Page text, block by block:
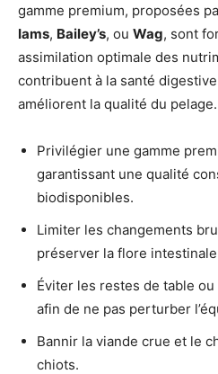
gamme premium, proposées
Iams, Bailey’s, ou Wag, sont
assimilation optimale des
contribuent à la santé
améliorent la qualité du pelage.
Privilégier une gamme
garantissant une qualité
biodisponibles.
Limiter les changements
préserver la flore
Éviter les restes de table
afin de ne pas perturber
Bannir la viande crue et le
chiots.